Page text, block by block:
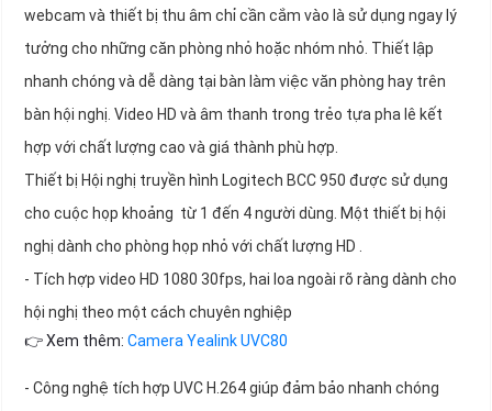
webcam và thiết bị thu âm chỉ cần cắm vào là sử dụng ngay lý
tưởng cho những căn phòng nhỏ hoặc nhóm nhỏ. Thiết lập
nhanh chóng và dễ dàng tại bàn làm việc văn phòng hay trên
bàn hội nghị. Video HD và âm thanh trong trẻo tựa pha lê kết
hợp với chất lượng cao và giá thành phù hợp.
Thiết bị Hội nghị truyền hình Logitech BCC 950 được sử dụng
cho cuộc họp khoảng từ 1 đến 4 người dùng. Một thiết bị hội
nghị dành cho phòng họp nhỏ với chất lượng HD .
- Tích hợp video HD 1080 30fps, hai loa ngoài rõ ràng dành cho
hội nghị theo một cách chuyên nghiệp
👉 Xem thêm: Camera Yealink UVC80
- Công nghệ tích hợp UVC H.264 giúp đảm bảo nhanh chóng